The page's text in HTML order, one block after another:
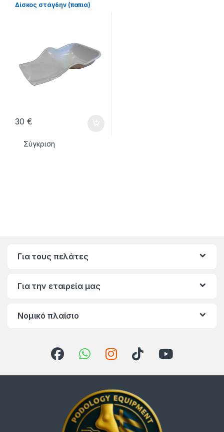
Δίσκος στάγδην (παπια)
30 €
Σύγκριση
Για τους πελάτες
Για την εταιρεία μας
Νομικό πλαίσιο